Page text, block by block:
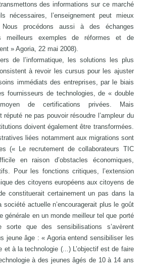
des informations sur ce marché
nécessaires, l’enseignement peut mieux
procédons aussi à des échanges
meilleurs exemples de réformes et de
» Agoria, 22 mai 2008).
de l’informatique, les solutions les plus
à revoir les cursus pour les ajuster
immédiats des entreprises, par le biais
fournisseurs de technologies, de « double
de certifications privées. Mais
réputé ne pas pouvoir résoudre l’ampleur du
doivent également être transformées.
liées notamment aux migrations sont
(« Le recrutement de collaborateurs TIC
en raison d’obstacles économiques,
Pour les fonctions critiques, l’extension
des citoyens européens aux citoyens de
constituerait certainement un pas dans la
société actuelle n’encouragerait plus le goût
générale en un monde meilleur tel que porté
que des sensibilisations s’avèrent
jeune âge : « Agoria entend sensibiliser les
et à la technologie (...) L’objectif est de faire
à des jeunes âgés de 10 à 14 ans